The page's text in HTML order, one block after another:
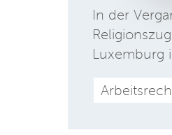
In der
Luxemburg